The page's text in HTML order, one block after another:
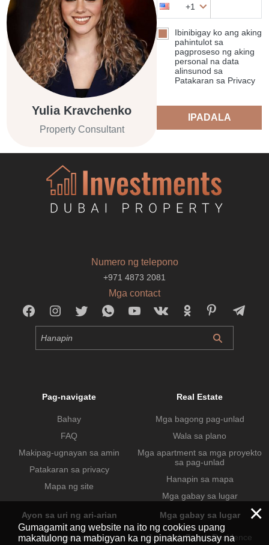
Yulia Kravchenko
Property Consultant
+1
Ibinibigay ko ang aking
pahintulot sa
pagproseso ng aking
personal na data
alinsunod sa
Patakaran sa Privacy
IPADALA
Numero ng telepono
+971 4873 2081
Mga contact
Pag-navigate
Bahay
FAQ
Makipag-ugnayan sa amin
Patakaran sa privacy
Mapa ng site
Real Estate
Mga bagong pag-unlad
Wala sa plano
Mga apartment sa mga proyekto
sa pag-unlad
Hanapin sa mapa
Mga gabay sa lugar
Ayon sa uri ng ari-arian
Mga apartment
Mga gabay sa lugar
Jumeirah Beach Residence
×
Gumagamit ang website na ito ng cookies upang
makatulong na mabigyan ka ng pinakamahusay na